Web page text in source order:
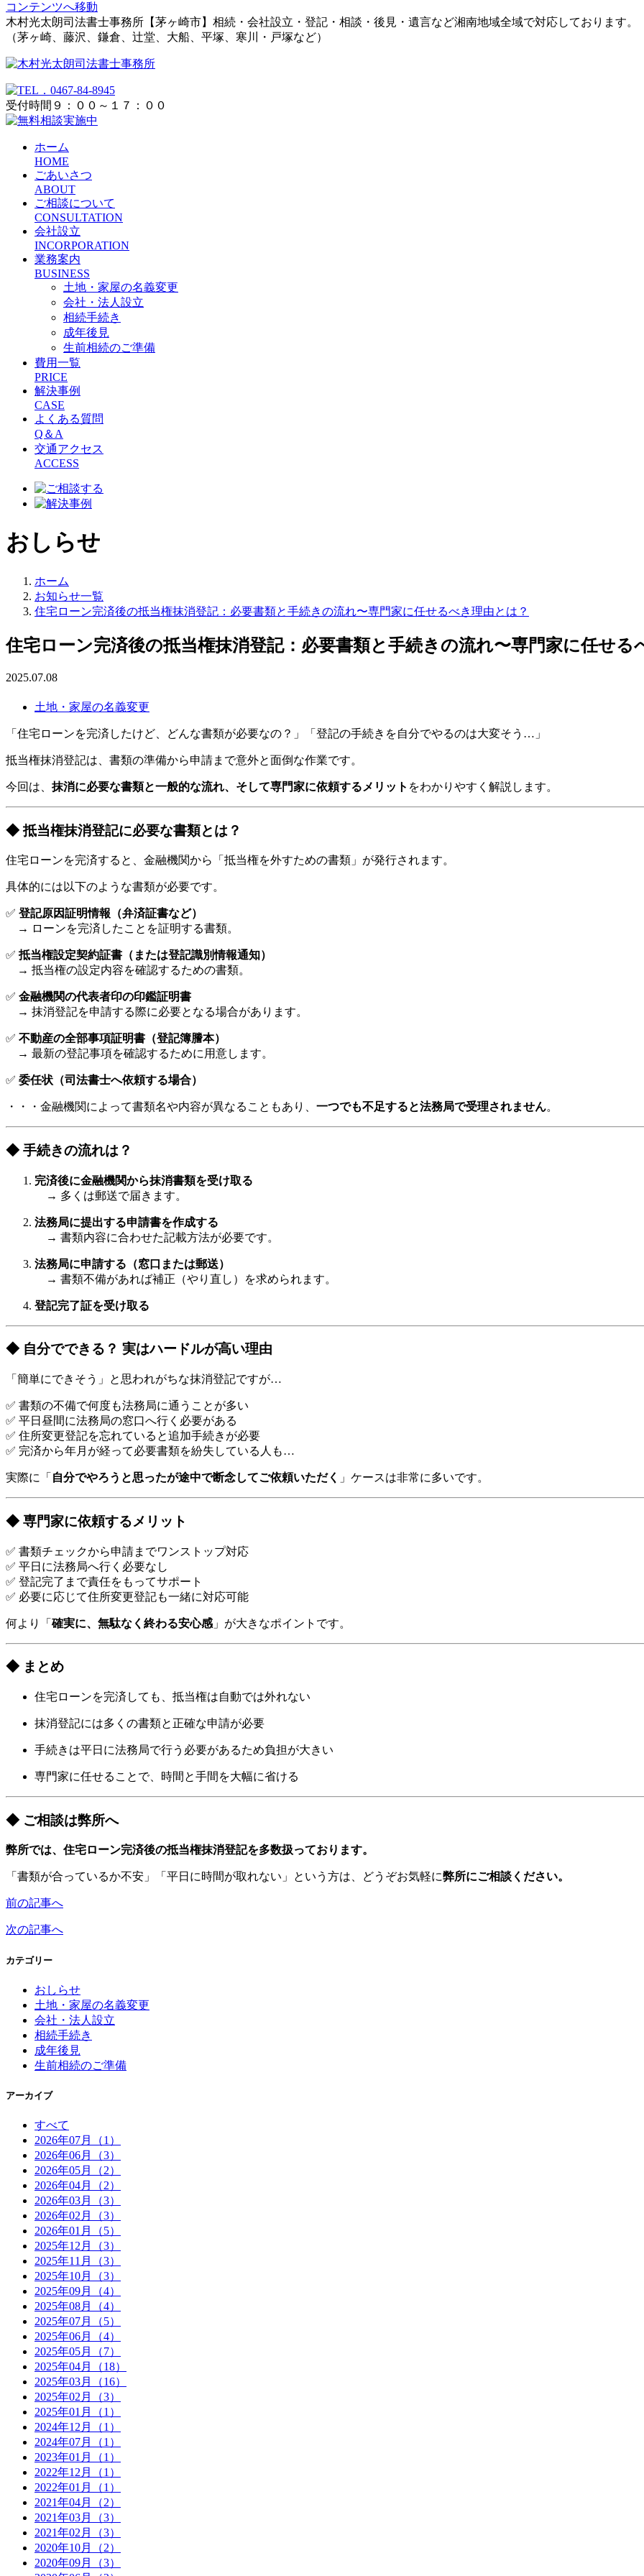
コンテンツへ移動
木村光太朗司法書士事務所【茅ヶ崎市】相続・会社設立・登記・相談・後見・遺言など湘南地域全域で対応しております。
（茅ヶ崎、藤沢、鎌倉、辻堂、大船、平塚、寒川・戸塚など）
受付時間９：００～１７：００
ホーム
HOME
ごあいさつ
ABOUT
ご相談について
CONSULTATION
会社設立
INCORPORATION
業務案内
BUSINESS
土地・家屋の名義変更
会社・法人設立
相続手続き
成年後見
生前相続のご準備
費用一覧
PRICE
解決事例
CASE
よくある質問
Q＆A
交通アクセス
ACCESS
おしらせ
ホーム
お知らせ一覧
住宅ローン完済後の抵当権抹消登記：必要書類と手続きの流れ〜専門家に任せるべき理由とは？
住宅ローン完済後の抵当権抹消登記：必要書類と手続きの流れ〜専門家に任せる
2025.07.08
土地・家屋の名義変更
「住宅ローンを完済したけど、どんな書類が必要なの？」「登記の手続きを自分でやるのは大変そう…」
抵当権抹消登記は、書類の準備から申請まで意外と面倒な作業です。
今回は、 抹消に必要な書類と一般的な流れ、そして専門家に依頼するメリット をわかりやすく解説します。
◆ 抵当権抹消登記に必要な書類とは？
住宅ローンを完済すると、金融機関から「抵当権を外すための書類」が発行されます。
具体的には以下のような書類が必要です。
✅ 登記原因証明情報（弁済証書など）
→ ローンを完済したことを証明する書類。
✅ 抵当権設定契約証書（または登記識別情報通知）
→ 抵当権の設定内容を確認するための書類。
✅ 金融機関の代表者印の印鑑証明書
→ 抹消登記を申請する際に必要となる場合があります。
✅ 不動産の全部事項証明書（登記簿謄本）
→ 最新の登記事項を確認するために用意します。
✅ 委任状（司法書士へ依頼する場合）
・・・金融機関によって書類名や内容が異なることもあり、 一つでも不足すると法務局で受理されません。
◆ 手続きの流れは？
完済後に金融機関から抹消書類を受け取る
→ 多くは郵送で届きます。
法務局に提出する申請書を作成する
→ 書類内容に合わせた記載方法が必要です。
法務局に申請する（窓口または郵送）
→ 書類不備があれば補正（やり直し）を求められます。
登記完了証を受け取る
◆ 自分でできる？ 実はハードルが高い理由
「簡単にできそう」と思われがちな抹消登記ですが…
✅ 書類の不備で何度も法務局に通うことが多い
✅ 平日昼間に法務局の窓口へ行く必要がある
✅ 住所変更登記を忘れていると追加手続きが必要
✅ 完済から年月が経って必要書類を紛失している人も…
実際に「 自分でやろうと思ったが途中で断念してご依頼いただく 」ケースは非常に多いです。
◆ 専門家に依頼するメリット
✅ 書類チェックから申請までワンストップ対応
✅ 平日に法務局へ行く必要なし
✅ 登記完了まで責任をもってサポート
✅ 必要に応じて住所変更登記も一緒に対応可能
何より「 確実に、無駄なく終わる安心感 」が大きなポイントです。
◆ まとめ
住宅ローンを完済しても、抵当権は自動では外れない
抹消登記には多くの書類と正確な申請が必要
手続きは平日に法務局で行う必要があるため負担が大きい
専門家に任せることで、時間と手間を大幅に省ける
◆ ご相談は弊所へ
弊所では、住宅ローン完済後の抵当権抹消登記を多数扱っております。
「書類が合っているか不安」「平日に時間が取れない」という方は、どうぞお気軽に弊所にご相談ください。
前の記事へ
次の記事へ
カテゴリー
おしらせ
土地・家屋の名義変更
会社・法人設立
相続手続き
成年後見
生前相続のご準備
アーカイブ
すべて
2026年07月（1）
2026年06月（3）
2026年05月（2）
2026年04月（2）
2026年03月（3）
2026年02月（3）
2026年01月（5）
2025年12月（3）
2025年11月（3）
2025年10月（3）
2025年09月（4）
2025年08月（4）
2025年07月（5）
2025年06月（4）
2025年05月（7）
2025年04月（18）
2025年03月（16）
2025年02月（3）
2025年01月（1）
2024年12月（1）
2024年07月（1）
2023年01月（1）
2022年12月（1）
2022年01月（1）
2021年04月（2）
2021年03月（3）
2021年02月（3）
2020年10月（2）
2020年09月（3）